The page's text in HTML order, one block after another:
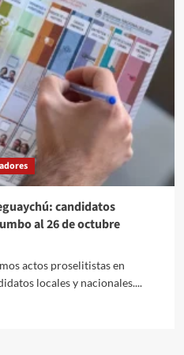
candidatos
al 26 de octubre
actos proselitistas en
locales y nacionales....